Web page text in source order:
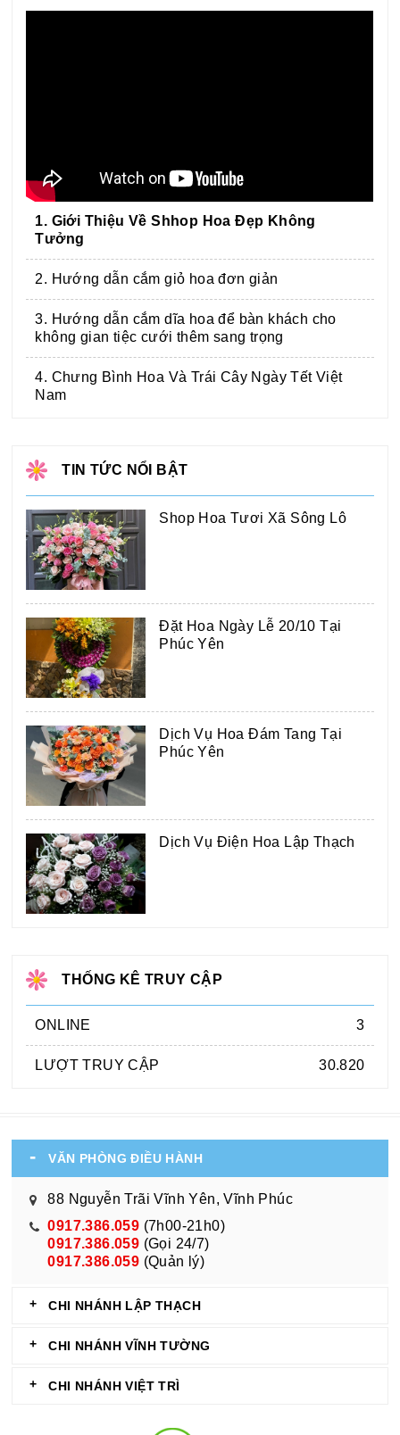
1. Giới Thiệu Về Shhop Hoa Đẹp Không
Tưởng
2. Hướng dẫn cắm giỏ hoa đơn giản
3. Hướng dẫn cắm dĩa hoa để bàn khách cho
không gian tiệc cưới thêm sang trọng
4. Chưng Bình Hoa Và Trái Cây Ngày Tết Việt
Nam
TIN TỨC NỔI BẬT
Shop Hoa Tươi Xã Sông Lô
Đặt Hoa Ngày Lễ 20/10 Tại
Phúc Yên
Dịch Vụ Hoa Đám Tang Tại
Phúc Yên
Dịch Vụ Điện Hoa Lập Thạch
THỐNG KÊ TRUY CẬP
ONLINE 3
LƯỢT TRUY CẬP 30.820
VĂN PHÒNG ĐIỀU HÀNH
88 Nguyễn Trãi Vĩnh Yên, Vĩnh Phúc
0917.386.059 (7h00-21h0)
0917.386.059 (Gọi 24/7)
0917.386.059 (Quản lý)
CHI NHÁNH LẬP THẠCH
CHI NHÁNH VĨNH TƯỜNG
CHI NHÁNH VIỆT TRÌ